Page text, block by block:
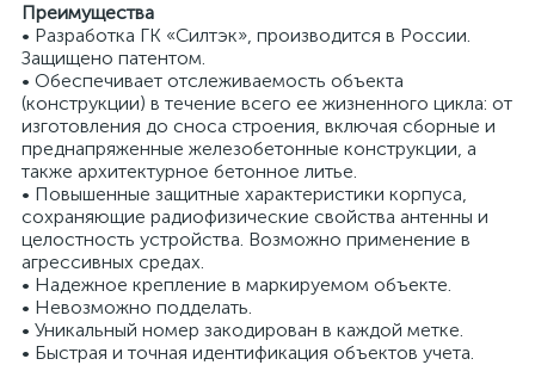
Преимущества
• Разработка ГК «Силтэк», производится в России.
Защищено патентом.
• Обеспечивает отслеживаемость объекта
(конструкции) в течение всего ее жизненного цикла: от
изготовления до сноса строения, включая сборные и
преднапряженные железобетонные конструкции, а
также архитектурное бетонное литье.
• Повышенные защитные характеристики корпуса,
сохраняющие радиофизические свойства антенны и
целостность устройства. Возможно применение в
агрессивных средах.
• Надежное крепление в маркируемом объекте.
• Невозможно подделать.
• Уникальный номер закодирован в каждой метке.
• Быстрая и точная идентификация объектов учета.